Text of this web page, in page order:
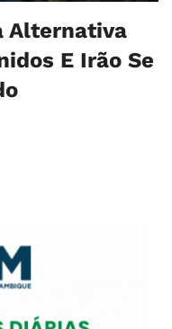
Alternativa
E Irão Se